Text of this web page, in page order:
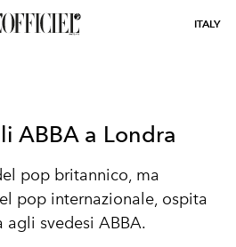
ITALY
ABBA a Londra
pop britannico, ma
pop internazionale, ospita
agli svedesi ABBA.